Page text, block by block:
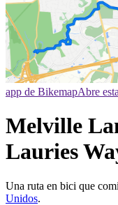
app de BikemapAbre
Melville
Lauries
Una ruta en bici que
Unidos.